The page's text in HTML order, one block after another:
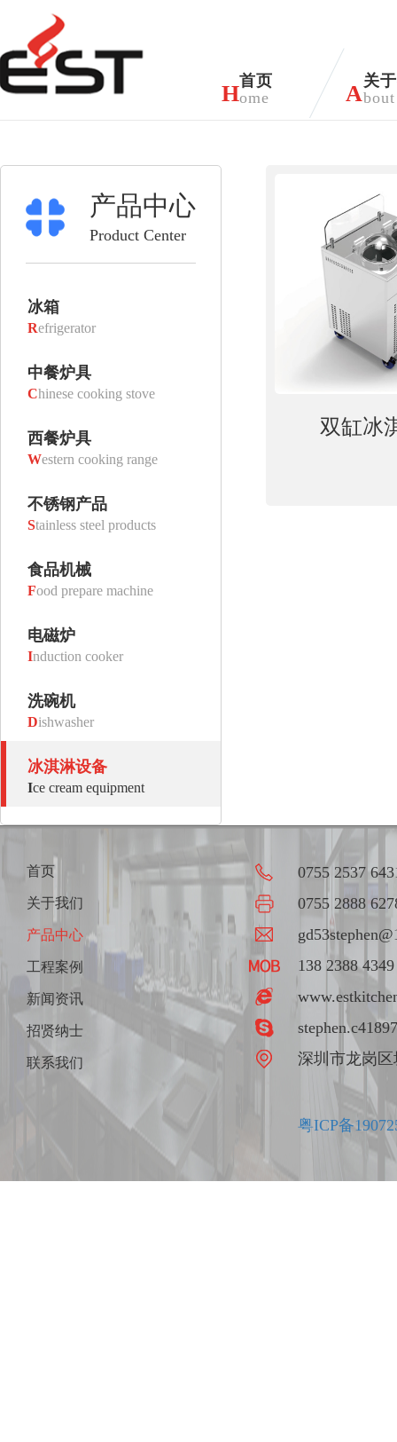
首页
ome
H
关
A
产品中心
Product Center
冰箱
Refrigerator
中餐炉具
Chinese cooking stove
西餐炉具
Western cooking range
不锈钢产品
Stainless steel products
食品机械
Food prepare machine
电磁炉
Induction cooker
洗碗机
Dishwasher
冰淇淋设备
Ice cream equipment
双缸冰
首页
关于我们
产品中心
工程案例
新闻资讯
招贤纳士
联系我们
0755 2537
0755 2888
138 2388 4349
深圳市龙岗
粤ICP备